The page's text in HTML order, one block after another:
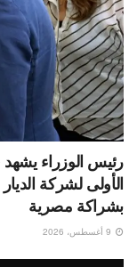
رئيس الوزراء يشهد
الأولى لشركة
بشراكة مصرية